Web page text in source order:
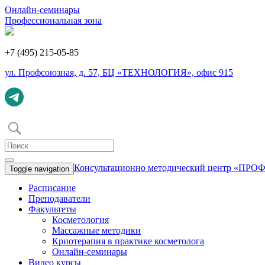
Онлайн-семинары
Профеcсиональная зона
+7 (495) 215-05-85
ул. Профсоюзная, д. 57, БЦ «ТЕХНОЛОГИЯ», офис 915
Консультационно методический центр
Toggle navigation
Расписание
Преподаватели
Факультеты
Косметология
Массажные методики
Криотерапия в практике косметолога
Онлайн-семинары
Видео курсы